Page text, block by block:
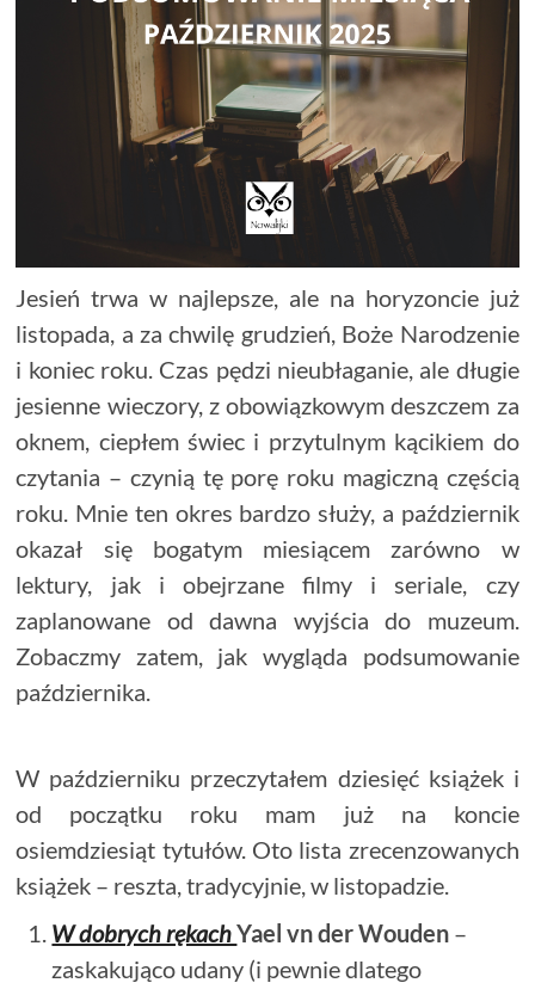
Jesień trwa w najlepsze, ale na horyzoncie już
listopada, a za chwilę grudzień, Boże Narodzenie
i koniec roku. Czas pędzi nieubłaganie, ale długie
jesienne wieczory, z obowiązkowym deszczem za
oknem, ciepłem świec i przytulnym kącikiem do
czytania – czynią tę porę roku magiczną częścią
roku. Mnie ten okres bardzo służy, a październik
okazał się bogatym miesiącem zarówno w
lektury, jak i obejrzane filmy i seriale, czy
zaplanowane od dawna wyjścia do muzeum.
Zobaczmy zatem, jak wygląda podsumowanie
października.
W październiku przeczytałem dziesięć książek i
od początku roku mam już na koncie
osiemdziesiąt tytułów. Oto lista zrecenzowanych
książek – reszta, tradycyjnie, w listopadzie.
W dobrych rękachYael vn der Wouden –
zaskakująco udany (i pewnie dlatego